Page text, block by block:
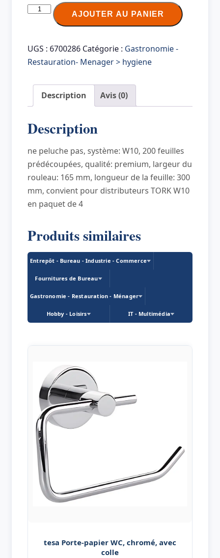
quantité
Rouleau
nettoyant
usage,
60m,
AJOUTER AU PANIER
UGS : 6700286 Catégorie : Gastronomie -
Restauration- Menager > hygiene
Description Avis (0)
Description
ne peluche pas, système: W10, 200 feuilles
prédécoupées, qualité: premium, largeur du
rouleau: 165 mm, longueur de la feuille: 300
mm, convient pour distributeurs TORK W10
en paquet de 4
Produits similaires
Entrepôt - Bureau - Industrie - Commerce
Fournitures de Bureau
Gastronomie - Restauration - Ménager
Hobby - Loisirs IT - Multimédia
tesa Porte-papier WC, chromé, avec
colle